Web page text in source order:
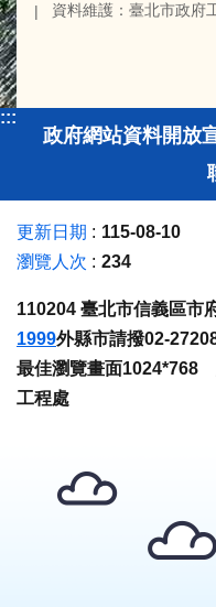
資料維護：臺北市政府
:::
政府網站資料開放
更新日期
115-08-10
瀏覽人次
234
110204 臺北市信義區市
1999外縣市請撥02-
最佳瀏覽畫面1024*768
工程處